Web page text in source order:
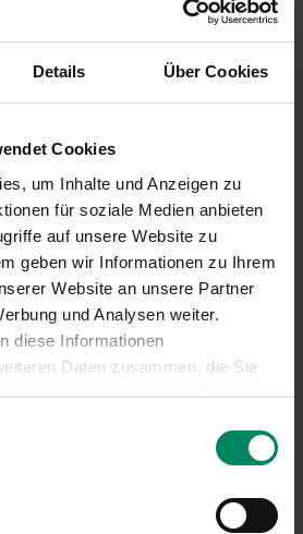
Details Über Cookies
Cookies
um Inhalte und Anzeigen zu
für soziale Medien anbieten
auf unsere Website zu
geben wir Informationen zu Ihrem
Website an unsere Partner
und Analysen weiter.
diese Informationen
Daten zusammen, die Sie
die sie im Rahmen der Nutzung
bei einem
von mehr als 100.000
A1 und C finden Sie in den
Modul C.
A1: Sanierung von
kommunalen
Modul C: Dekarbonisierung
für bestehende
auf Förderung einer
ausschließlich online direkt